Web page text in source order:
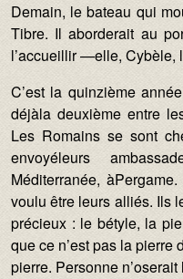
Demain, le bateau qui
Tibre. Il aborderait au
l’accueillir —elle, Cybèle,
C’est la quinzième
déjàla deuxième entre
Les Romains se sont
envoyéleurs
Méditerranée,
voulu être leurs alliés. Ils
précieux : le bétyle, la
que ce n’est pas la
pierre. Personne